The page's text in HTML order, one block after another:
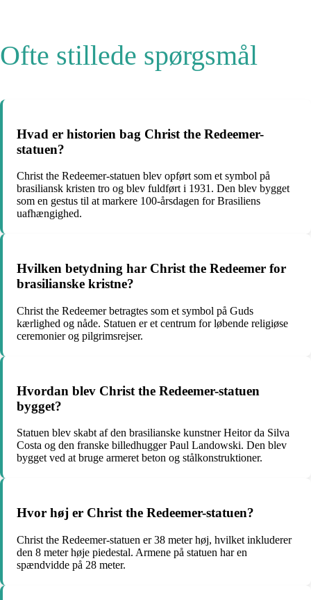
Ofte stillede spørgsmål
Hvad er historien bag Christ the Redeemer-
statuen?
Christ the Redeemer-statuen blev opført som et symbol på
brasiliansk kristen tro og blev fuldført i 1931. Den blev bygget
som en gestus til at markere 100-årsdagen for Brasiliens
uafhængighed.
Hvilken betydning har Christ the Redeemer for
brasilianske kristne?
Christ the Redeemer betragtes som et symbol på Guds
kærlighed og nåde. Statuen er et centrum for løbende religiøse
ceremonier og pilgrimsrejser.
Hvordan blev Christ the Redeemer-statuen
bygget?
Statuen blev skabt af den brasilianske kunstner Heitor da Silva
Costa og den franske billedhugger Paul Landowski. Den blev
bygget ved at bruge armeret beton og stålkonstruktioner.
Hvor høj er Christ the Redeemer-statuen?
Christ the Redeemer-statuen er 38 meter høj, hvilket inkluderer
den 8 meter høje piedestal. Armene på statuen har en
spændvidde på 28 meter.